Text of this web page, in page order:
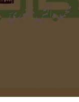
محمد دانش بجنوریؔ